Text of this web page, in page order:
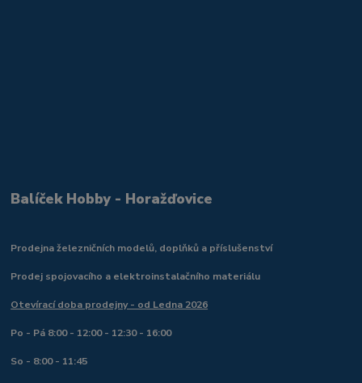
Balíček Hobby - Horažďovice
Prodejna železničních modelů, doplňků a příslušenství
Prodej spojovacího a elektroinstalačního materiálu
Otevírací doba prodejny - od Ledna 2026
Po - Pá 8:00 - 12:00 - 12:30 - 16:00
So - 8:00 - 11:45